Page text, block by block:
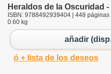
Heraldos de la Oscuridad
ISBN: 9788492939404 | 448
0.60 kg
añadir
ó + lista de los deseos